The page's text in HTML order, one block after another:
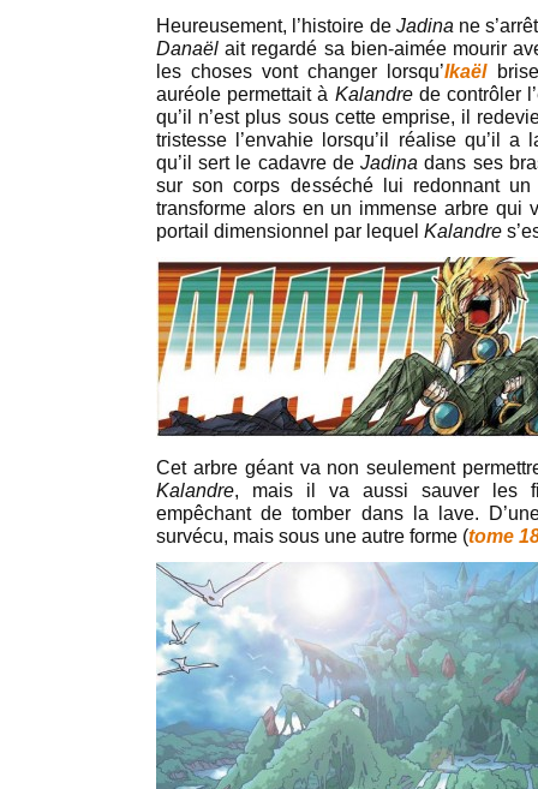
Heureusement, l’histoire de Jadina ne
Danaël ait regardé sa bien-aimée mourir
les choses vont changer lorsqu’Ikaël
auréole permettait à Kalandrede contrôler
qu’il n’est plus sous cette emprise, il
tristesse l’envahie lorsqu’il réalise qu’il a
qu’il sert le cadavre deJadina dans ses
sur son corps desséché lui redonnant
transforme alors en un immense arbre qui
portail dimensionnel par lequel Kalandre
Cet arbre géant va non seulement
Kalandre, mais il va aussi sauver les
empêchant de tomber dans la lave.
survécu, mais sous une autre forme (tome